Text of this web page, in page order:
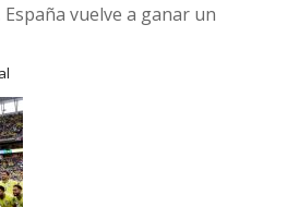
España vuelve a ganar un